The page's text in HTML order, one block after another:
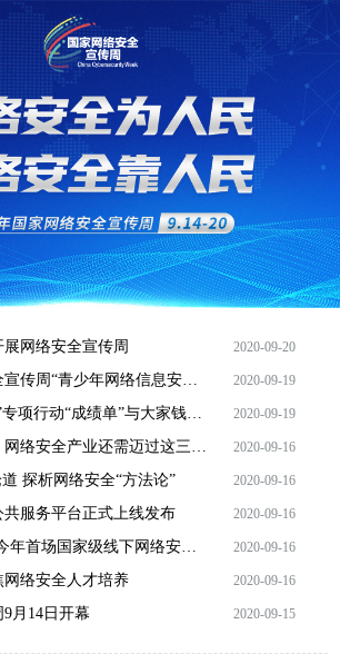
网络安全宣传周 2020-09-20
2020-09-19
2020-09-19
2020-09-16
探析网络安全“方法论” 2020-09-16
共服务平台正式上线发布 2020-09-16
2020-09-16
网络安全人才培养 2020-09-16
月14日开幕 2020-09-15